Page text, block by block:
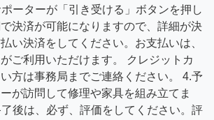
ーターが「引き受ける」ボタンを押し
決済が可能になりますので、詳細が決
い決済をしてください。お支払いは、
ご利用いただけます。 クレジットカ
方は事務局までご連絡ください。 4.予
が訪問して修理や家具を組み立てま
後は、必ず、評価をしてください。評